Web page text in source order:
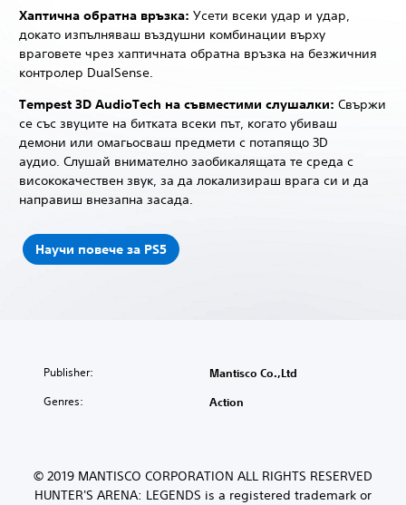
Хаптична обратна връзка: Усети всеки удар и удар,
докато изпълняваш въздушни комбинации върху
враговете чрез хаптичната обратна връзка на безжичния
контролер DualSense.
Tempest 3D AudioTech на съвместими слушалки: Свържи
се със звуците на битката всеки път, когато убиваш
демони или омагьосваш предмети с потапящо 3D
аудио. Слушай внимателно заобикалящата те среда с
висококачествен звук, за да локализираш врага си и да
направиш внезапна засада.
Научи повече за PS5
Publisher: Mantisco Co.,Ltd
Genres: Action
© 2019 MANTISCO CORPORATION ALL RIGHTS RESERVED
HUNTER'S ARENA: LEGENDS is a registered trademark or